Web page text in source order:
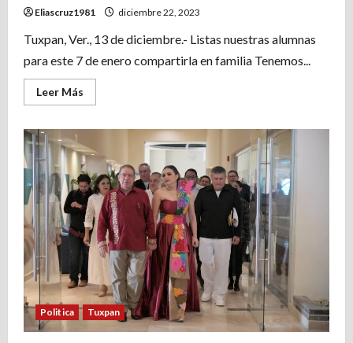
Eliascruz1981 diciembre 22, 2023
Tuxpan, Ver., 13 de diciembre.- Listas nuestras alumnas
para este 7 de enero compartirla en familia Tenemos...
Leer Más
más
DIF
TUXPAN
Así
concluimos
nuestro
primer
día
en
el
taller
de
cocina
la
elaboración
rosca
de
reyes♥️
Politica Tuxpan